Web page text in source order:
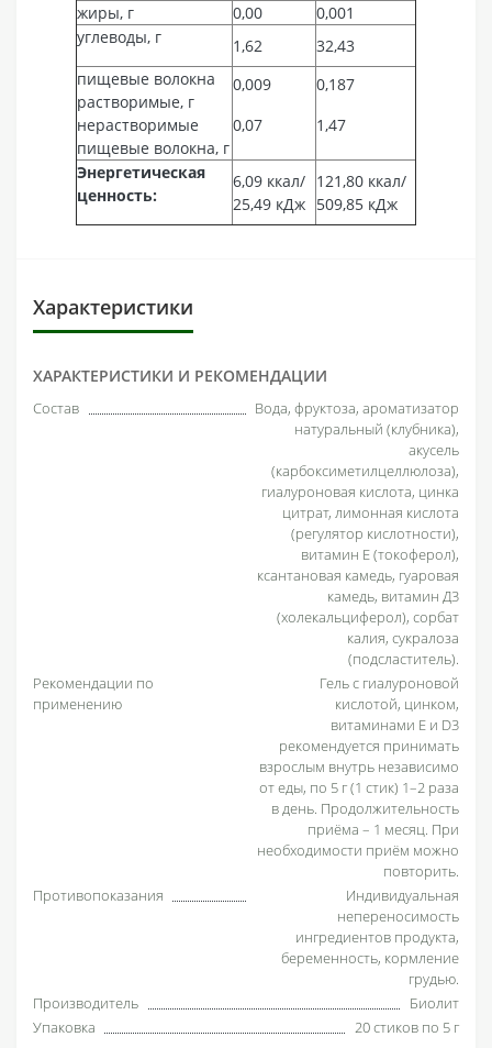
жиры, г
0,00
0,001
углеводы, г
1,62
32,43
пищевые волокна
растворимые, г
нерастворимые
пищевые волокна, г
0,009
0,07
0,187
1,47
Энергетическая
ценность:
6,09 ккал/
25,49 кДж
121,80 ккал/
509,85 кДж
Характеристики
ХАРАКТЕРИСТИКИ И РЕКОМЕНДАЦИИ
Состав
Вода, фруктоза, ароматизатор
натуральный (клубника),
акусель
(карбоксиметилцеллюлоза),
гиалуроновая кислота, цинка
цитрат, лимонная кислота
(регулятор кислотности),
витамин Е (токоферол),
ксантановая камедь, гуаровая
камедь, витамин Д3
(холекальциферол), сорбат
калия, сукралоза
(подсластитель).
Рекомендации по
применению
Гель с гиалуроновой
кислотой, цинком,
витаминами Е и D3
рекомендуется принимать
взрослым внутрь независимо
от еды, по 5 г (1 стик) 1–2 раза
в день. Продолжительность
приёма – 1 месяц. При
необходимости приём можно
повторить.
Противопоказания
Индивидуальная
непереносимость
ингредиентов продукта,
беременность, кормление
грудью.
Производитель
Биолит
Упаковка
20 стиков по 5 г